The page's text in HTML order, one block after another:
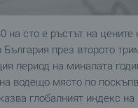
на сто е ръстът на цените
през второто
период на миналата
водещо място по
глобалният индекс на